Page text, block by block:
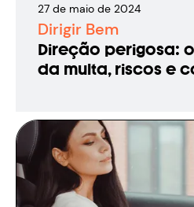
27 de maio de 2024
Dirigir Bem
Direção perigosa:
da multa, riscos e